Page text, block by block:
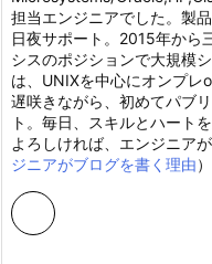
担当エンジニアでした。製
日夜サポート。2015年から
シスのポジションで大規模
は、UNIXを中心にオンプレ
遅咲きながら、初めてパブ
ト。毎日、スキルとハート
よろしければ、エンジニアが
ジニアがブログを書く理由）